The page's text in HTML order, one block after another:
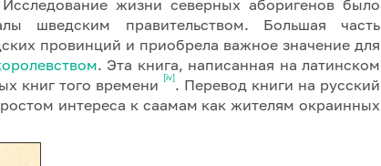
жизни северных аборигенов было
шведским правительством. Большая часть
провинций и приобрела важное значение для
. Эта книга, написанная на латинском
книг того времени
[iv]. Перевод книги на русский
интереса к саамам как жителям окраинных